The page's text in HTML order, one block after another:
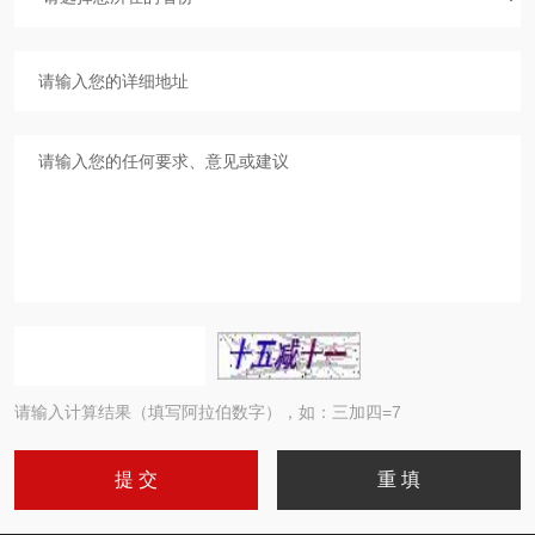
请输入计算结果（填写阿拉伯数字），如：三加四=7